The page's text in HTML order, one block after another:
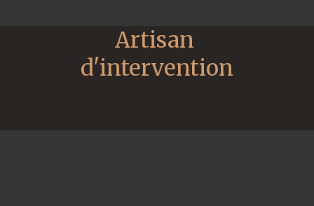
Artisan
d'intervention